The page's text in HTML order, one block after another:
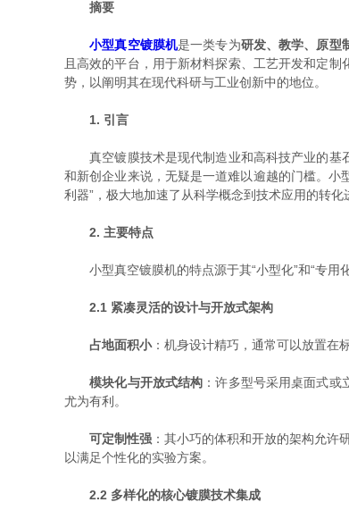
摘要
小型真空镀膜机是一类专为研发、教学、原型
且高效的平台，用于新材料探索、工艺开发和定
势，以阐明其在现代科研与工业创新中的地位。
1. 引言
真空镀膜技术是现代制造业和高科技产业的基
和新创企业来说，无疑是一道难以逾越的门槛。
利器”，极大地加速了从科学概念到技术应用的转化
2. 主要特点
小型真空镀膜机的特点源于其“小型化”和“专用
2.1 紧凑灵活的设计与开放式架构
占地面积小：机身设计精巧，通常可以放置在
模块化与开放式结构 ：许多型号采用桌面式
尤为有利。
可定制性强 ：其小巧的体积和开放的架构允
以满足个性化的实验方案。
2.2 多样化的核心镀膜技术集成